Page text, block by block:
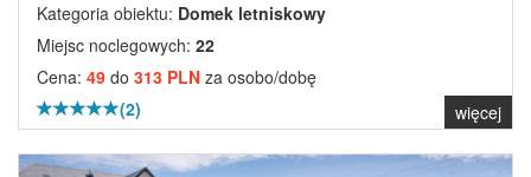
Kategoria obiektu: Domek letniskowy
Miejsc noclegowych: 22
Cena: 49 do 313 PLN za osobo/dobę
(2)
więcej